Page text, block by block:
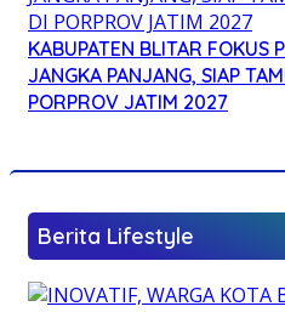
KABUPATEN BLITAR FOKUS
JANGKA PANJANG, SIAP
PORPROV JATIM 2027
Berita Lifestyle